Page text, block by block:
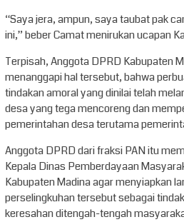
“Saya jera, ampun, saya taubat pak
ini,” beber Camat menirukan ucapan
Terpisah, Anggota DPRD Kabupaten
menanggapi hal tersebut, bahwa
tindakan amoral yang dinilai telah
desa yang tega mencoreng dan
pemerintahan desa terutama
Anggota DPRD dari fraksi PAN itu
Kepala Dinas Pemberdayaan
Kabupaten Madina agar menyiapkan
perselingkuhan tersebut sebagai
keresahan ditengah-tengah